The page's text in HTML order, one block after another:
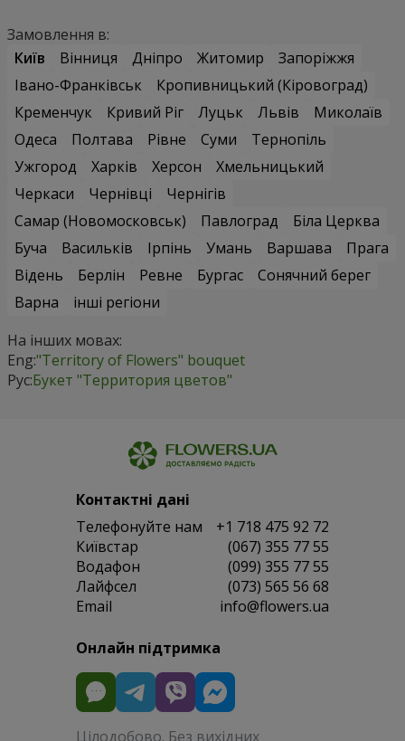
Замовлення в:
Київ
Вінниця Дніпро Житомир
Запоріжжя
Івано-Франківськ
Кропивницький (Кіровоград)
Кременчук
Кривий Ріг Луцьк Львів
Миколаїв
Одеса
Полтава Рівне Суми
Тернопіль
Ужгород
Харків Херсон
Хмельницький
Черкаси
Чернівці
Чернігів
Самар (Новомосковськ)
Павлоград
Біла Церква
Буча
Васильків Ірпінь Умань Варшава
Прага
Відень
Берлін Ревне Бургас
Сонячний берег
Варна
інші регіони
На інших мовах:
Eng:"Territory of Flowers" bouquet
Рус:Букет "Территория цветов"
Контактні дані
Телефонуйте нам
+1 718 475 92 72
Київстар
(067) 355 77 55
Водафон
(099) 355 77 55
Лайфсел
(073) 565 56 68
Email
info@flowers.ua
Онлайн підтримка
Цілодобово. Без вихідних